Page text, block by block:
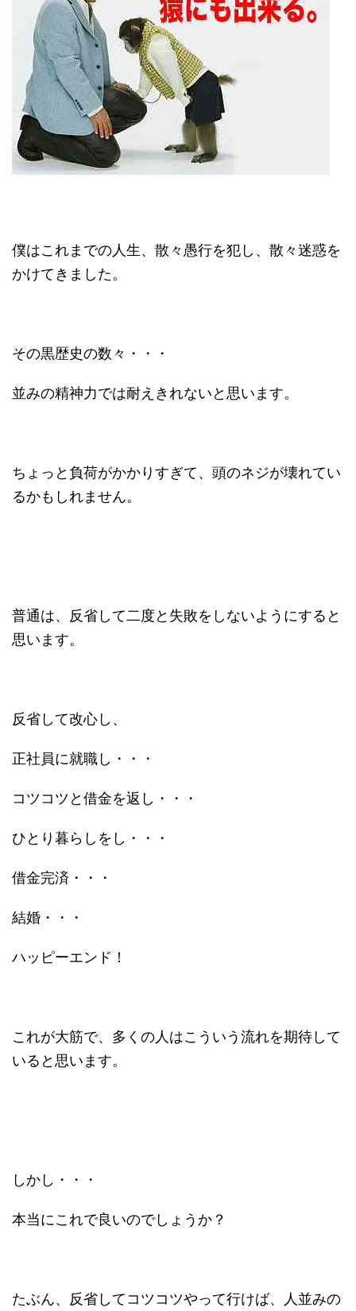
僕はこれまでの人生、散々愚行を犯し、散々迷惑を
かけてきました。
その黒歴史の数々・・・
並みの精神力では耐えきれないと思います。
ちょっと負荷がかかりすぎて、頭のネジが壊れてい
るかもしれません。
普通は、反省して二度と失敗をしないようにすると
思います。
反省して改心し、
正社員に就職し・・・
コツコツと借金を返し・・・
ひとり暮らしをし・・・
借金完済・・・
結婚・・・
ハッピーエンド！
これが大筋で、多くの人はこういう流れを期待して
いると思います。
しかし・・・
本当にこれで良いのでしょうか？
たぶん、反省してコツコツやって行けば、人並みの